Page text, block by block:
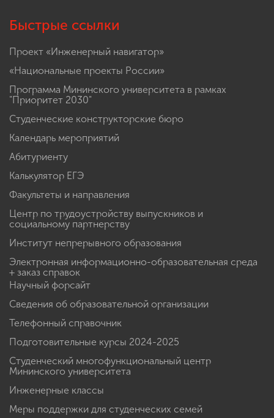
Быстрые ссылки
Проект «Инженерный навигатор»
«Национальные проекты России»
Программа Мининского университета в рамках
"Приоритет 2030"
Студенческие конструкторские бюро
Календарь мероприятий
Абитуриенту
Калькулятор ЕГЭ
Факультеты и направления
Центр по трудоустройству выпускников и
социальному партнерству
Институт непрерывного образования
Электронная информационно-образовательная среда
+ заказ справок
Научный форсайт
Сведения об образовательной организации
Телефонный справочник
Подготовительные курсы 2024-2025
Студенческий многофункциональный центр
Мининского университета
Инженерные классы
Меры поддержки для студенческих семей